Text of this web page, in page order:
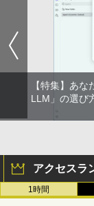
【特集】あ
LLM」の選び
アクセスラ
1時間